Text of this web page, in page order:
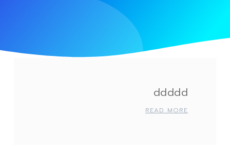
ddddd
READ MORE